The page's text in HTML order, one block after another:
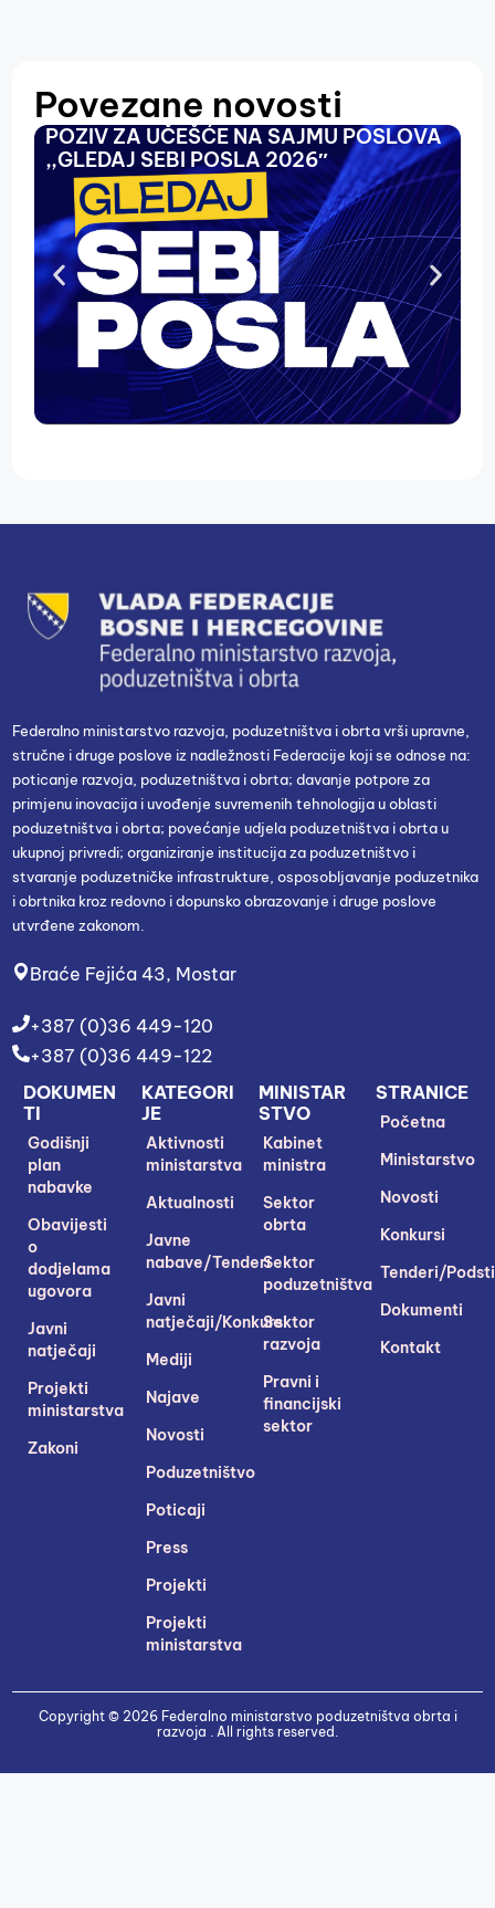
Povezane novosti
POZIV ZA UČEŠĆE NA SAJMU POSLOVA
,,GLEDAJ SEBI POSLA 2026″
Federalno ministarstvo razvoja, poduzetništva i obrta vrši upravne,
stručne i druge poslove iz nadležnosti Federacije koji se odnose na:
poticanje razvoja, poduzetništva i obrta; davanje potpore za
primjenu inovacija i uvođenje suvremenih tehnologija u oblasti
poduzetništva i obrta; povećanje udjela poduzetništva i obrta u
ukupnoj privredi; organiziranje institucija za poduzetništvo i
stvaranje poduzetničke infrastrukture, osposobljavanje poduzetnika
i obrtnika kroz redovno i dopunsko obrazovanje i druge poslove
utvrđene zakonom.
Braće Fejića 43, Mostar
+387 (0)36 449-120
+387 (0)36 449-122
STRANICE
Početna
Ministarstvo
Novosti
Konkursi
Tenderi/
Dokumenti
Kontakt
MINISTAR
STVO
Kabinet
ministra
Sektor
obrta
Sektor
poduzetništva
Sektor
razvoja
Pravni i
financijski
sektor
KATEGORI
JE
Aktivnosti
ministarstva
Aktualnosti
Javne
nabave/Tenderi
Javni
natječaji/Konkursi
Mediji
Najave
Novosti
Poduzetništvo
Poticaji
Press
Projekti
Projekti
ministarstva
DOKUMEN
TI
Godišnji
plan
nabavke
Obavijesti
o
dodjelama
ugovora
Javni
natječaji
Projekti
ministarstva
Zakoni
Copyright © 2026 Federalno ministarstvo poduzetništva obrta i
razvoja . All rights reserved.